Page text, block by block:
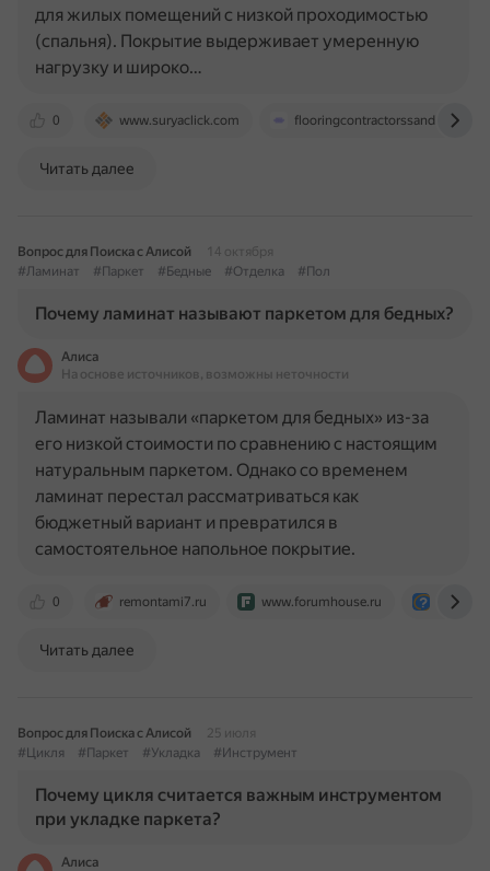
0 www.suryaclick.com flooringcontractorssandiego.com
для жилых помещений с низкой проходимостью
(спальня). Покрытие выдерживает умеренную
нагрузку и широко…
Читать далее
Вопрос для Поиска с Алисой
14 октября
#Ламинат
#Паркет #Бедные #Отделка #Пол
Почему ламинат называют паркетом для бедных?
Алиса
На основе источников, возможны неточности
0 remontami7.ru www.forumhouse.ru
Ламинат называли «паркетом для бедных» из-за
его низкой стоимости по сравнению с настоящим
натуральным паркетом. Однако со временем
ламинат перестал рассматриваться как
бюджетный вариант и превратился в
самостоятельное напольное покрытие.
Читать далее
Вопрос для Поиска с Алисой
25 июля
#Цикля
#Паркет #Укладка #Инструмент
Почему цикля считается важным инструментом
при укладке паркета?
Алиса